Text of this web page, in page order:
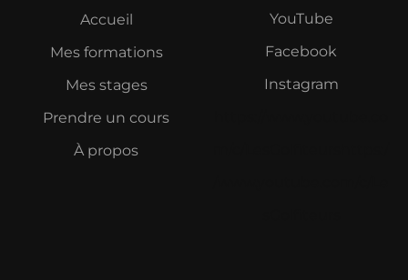
Accueil
Mes formations
Mes stages
Prendre un cours
À propos
YouTube
Facebook
Instagram